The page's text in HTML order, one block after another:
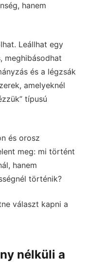
hanem
Leállhat egy
meghibásodhat
és a légzsák
amelyeknél
típusú
és orosz
meg: mi történt
hanem
történik?
választ kapni a
nélküli a